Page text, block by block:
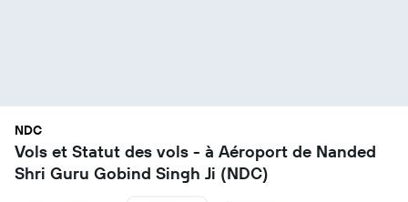
NDC
Vols et Statut des vols - à Aéroport de Nanded
Shri Guru Gobind Singh Ji (NDC)